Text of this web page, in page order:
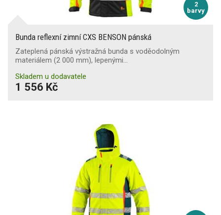
2
barvy
Bunda reflexní zimní CXS BENSON pánská
Zateplená pánská výstražná bunda s voděodolným
materiálem (2 000 mm), lepenými…
Skladem u dodavatele
1 556 Kč